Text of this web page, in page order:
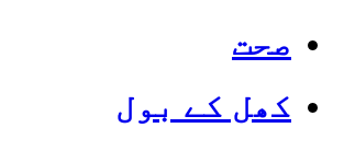
صحت
کھل کے بول